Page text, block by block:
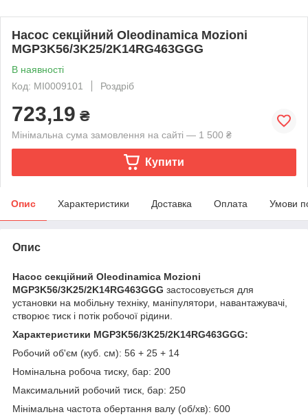
Насос секційний Oleodinamica Mozioni
MGP3K56/3K25/2K14RG463GGG
В наявності
Код: MI0009101
Роздріб
723,19 ₴
Мінімальна сума замовлення на сайті — 1 500 ₴
Купити
Опис Характеристики Доставка Оплата Умови
Опис
Насос секційний Oleodinamica Mozioni
MGP3K56/3K25/2K14RG463GGG застосовується для
установки на мобільну техніку, маніпулятори, навантажувачі,
створює тиск і потік робочої рідини.
Характеристики MGP3K56/3K25/2K14RG463GGG:
Робочий об'єм (куб. см): 56 + 25 + 14
Номінальна робоча тиску, бар: 200
Максимальний робочий тиск, бар: 250
Мінімальна частота обертання валу (об/хв): 600